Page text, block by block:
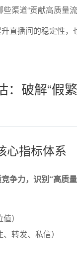
渠道“贡献高质量
直播间的稳定性
：破解“假
心指标体系
争力，识别“高质
）
转发、私信）